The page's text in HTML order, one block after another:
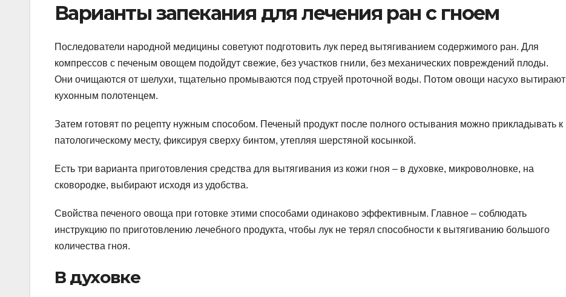
Варианты запекания для лечения ран с гноем
Последователи народной медицины советуют подготовить лук перед вытягиванием содержимого ран. Для
компрессов с печеным овощем подойдут свежие, без участков гнили, без механических повреждений плоды.
Они очищаются от шелухи, тщательно промываются под струей проточной воды. Потом овощи насухо вытирают
кухонным полотенцем.
Затем готовят по рецепту нужным способом. Печеный продукт после полного остывания можно прикладывать к
патологическому месту, фиксируя сверху бинтом, утепляя шерстяной косынкой.
Есть три варианта приготовления средства для вытягивания из кожи гноя – в духовке, микроволновке, на
сковородке, выбирают исходя из удобства.
Свойства печеного овоща при готовке этими способами одинаково эффективным. Главное – соблюдать
инструкцию по приготовлению лечебного продукта, чтобы лук не терял способности к вытягиванию большого
количества гноя.
В духовке